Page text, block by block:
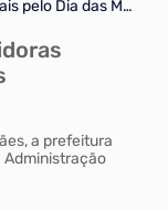
Prefeitura homenageia servidoras municipais pelo Dia das Mães
a prefeitura
Administração